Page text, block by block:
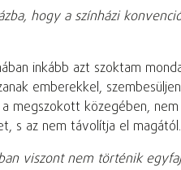
hogy a színházi
inkább azt szoktam
emberekkel,
megszokott közegében,
s az nem távolítja el magától.
viszont nem történik